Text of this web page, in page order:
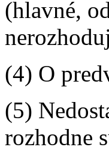
(hlavné,
(4) O
(5)
rozhodne